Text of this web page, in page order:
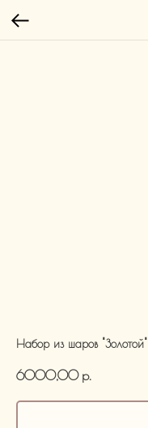
Набор из шаров "Золотой"
6000,00 р.